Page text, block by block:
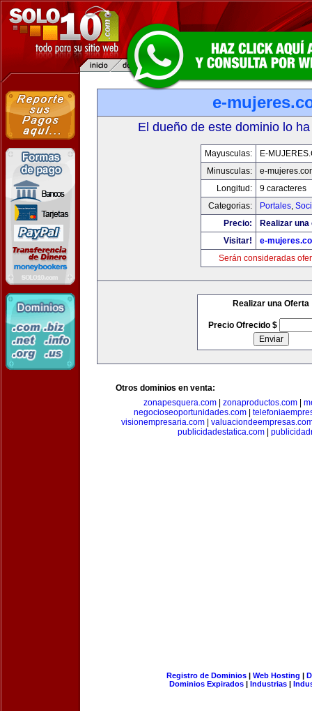
e-
El dueño de este dominio lo
Mayusculas:
E-
Minusculas:
e-
Longitud:
9 caracteres
Categorias:
Portales,
Precio:
Realizar
Visitar!
e-
Serán consideradas
Realizar una Oferta
Precio Ofrecido $
Otros dominios en venta:
zonapesquera.com| zonaproductos.com|
negocioseoportunidades.com
visionempresaria.com
publicidadestatica.com
Registro de Dominios| Web Hosting |
Dominios Expirados | Industrias |